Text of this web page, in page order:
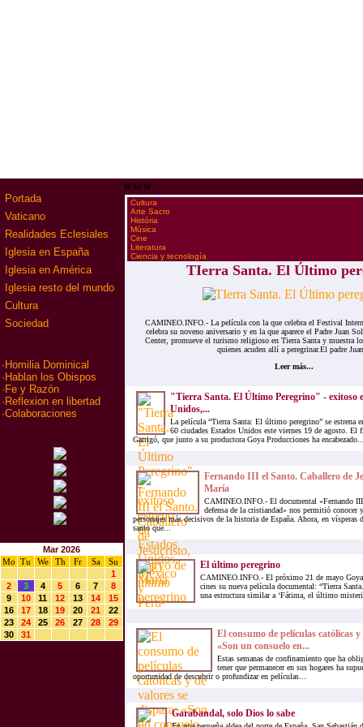
Portada
Vaticano
Realidades Eclesiales
Iglesia en España
Iglesia en América
Iglesia resto del mundo
Cultura
Sociedad
· Homilia Dominical
· Hablan los Obispos
· Fe y Razón
· Reflexion en libertad
·Colaboraciones
Mar 2026
Mo
Tu We Th Fr Sa
Su
1
2
3 4 5 6 7
8
9
10 11 12 13 14
15
16
17 18 19 20 21
22
23
24 25 26 27 28
29
30
31
www
·Cultura
·Arte Sacro
·História
·Música
·Cine
·Literatura
·Ciencia y tecnología
TIerra Santa. El Último
CAMINEO.INFO.- La película con la que celebra el Festival
celebra su noveno aniversario y en la que aparece el Padre Juan
Center, promueve el turismo religioso en Tierra Santa y muestra
quienes acuden allí a peregrinar.El padre
Leer más...
"Tierra Santa. El Último Peregrino" - exitoso
Unidos,...
La película “Tierra Santa: El último peregrino” se estrena
60 ciudades Estados Unidos este viernes 19 de agosto.
Garrigó, que junto a su productora Goya Producciones ha
Fernando III el Santo. Caballero de
María
CAMINEO.INFO.- El documental «Fernando
defensa de la cristiandad» nos permitió conocer
personajes más decisivos de la historia de España. Ahora, en
santo que...
El último peregrino
CAMINEO.INFO.- El próximo 21 de mayo Goya
cines su nueva película documental: “Tierra
una estructura similar a ‘Fátima, el último
El consumo de películas católicas
«Son un consuelo en...
Estas semanas de confinamiento que ha
tener que permanecer en sus hogares ha
oportunidad de descubrir o profundizar en películas...
Garabandal, solo Dios lo sabe